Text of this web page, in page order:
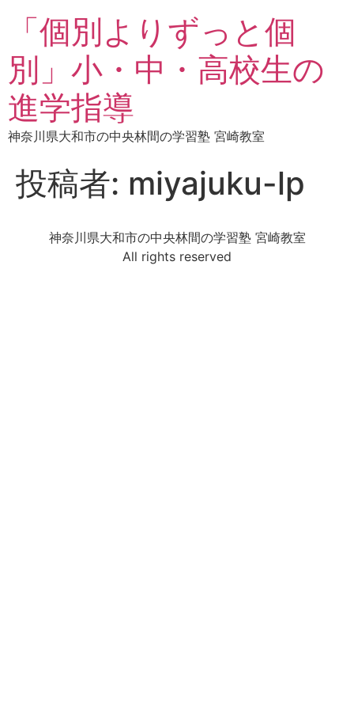
「個別よりずっと個
別」小・中・高校生の
進学指導
神奈川県大和市の中央林間の学習塾 宮崎教室
投稿者: miyajuku-lp
神奈川県大和市の中央林間の学習塾 宮崎教室
All rights reserved